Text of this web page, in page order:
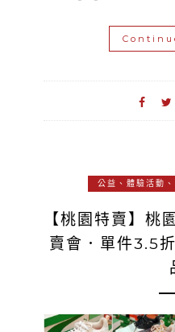
公益、體驗活動
【桃園特賣】桃
賣會．單件3.5